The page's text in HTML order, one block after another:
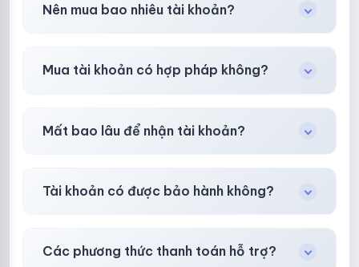
trợ đổi mới hoặc hoàn 100%.
Nên mua bao nhiêu tài khoản?
phòng.
Mua tài khoản có hợp pháp không?
ràng trước khi bạn mua.
Mất bao lâu để nhận tài khoản?
toán thành công.
Tài khoản có được bảo hành không?
sách công khai.
Các phương thức thanh toán hỗ trợ?